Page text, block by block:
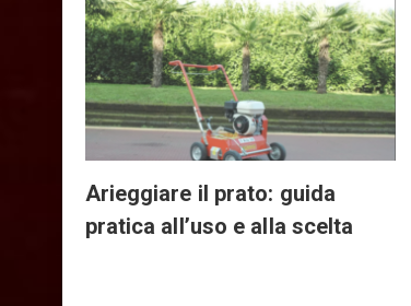
Arieggiare il prato: guida
pratica all’uso e alla scelta